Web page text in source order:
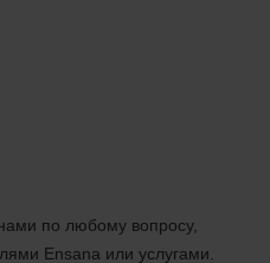
по любому вопросу,
Ensana или услугами.